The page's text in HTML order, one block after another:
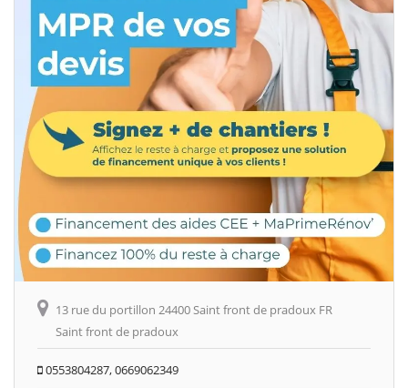
13 rue du portillon 24400 Saint front de pradoux FR
Saint front de pradoux
0553804287, 0669062349